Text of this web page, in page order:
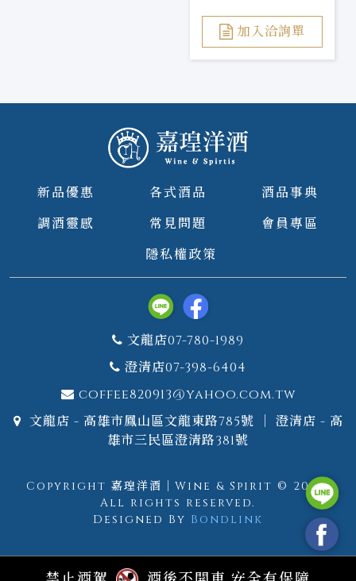
加入洽詢單
新品優惠 各式酒品
酒品事典
調酒靈感
常見問題
會員專區
隱私權政策
文龍店07-780-1989
澄清店07-398-6404
coffee820913@yahoo.com.tw
文龍店 - 高雄市鳳山區文龍東路785號 ｜ 澄清店 - 高
雄市三民區澄清路381號
Copyright 嘉瑝洋酒｜Wine & Spirit © 2026.
All rights reserved.
Designed By Bondlink